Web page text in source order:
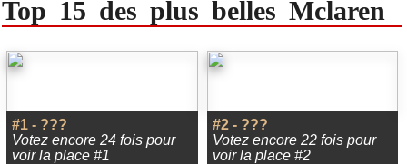
Top 15 des plus belles Mclaren
#1 - ???
Votez encore 24 fois pour
voir la place #1
#2 - ???
Votez encore 22 fois pour
voir la place #2